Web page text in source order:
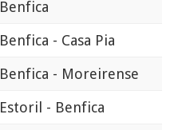
Benfica
Benfica - Casa Pia
Benfica - Moreirense
Estoril - Benfica